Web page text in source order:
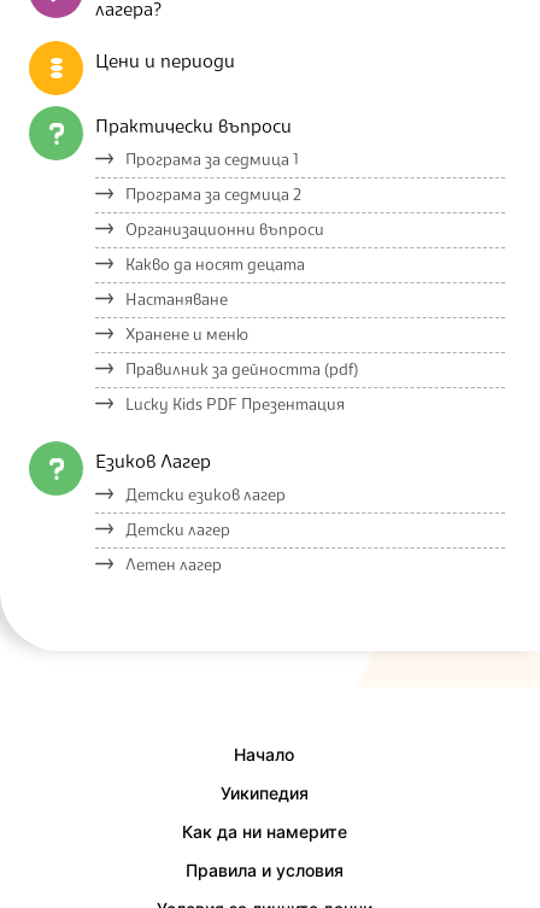
лагера?
Цени и периоди
Практически въпроси
Програма за седмица 1
Програма за седмица 2
Организационни въпроси
Какво да носят децата
Настаняване
Хранене и меню
Правилник за дейността (pdf)
Lucky Kids PDF Презентация
Езиков Лагер
Детски езиков лагер
Детски лагер
Летен лагер
Начало
Уикипедия
Как да ни намерите
Правила и условия